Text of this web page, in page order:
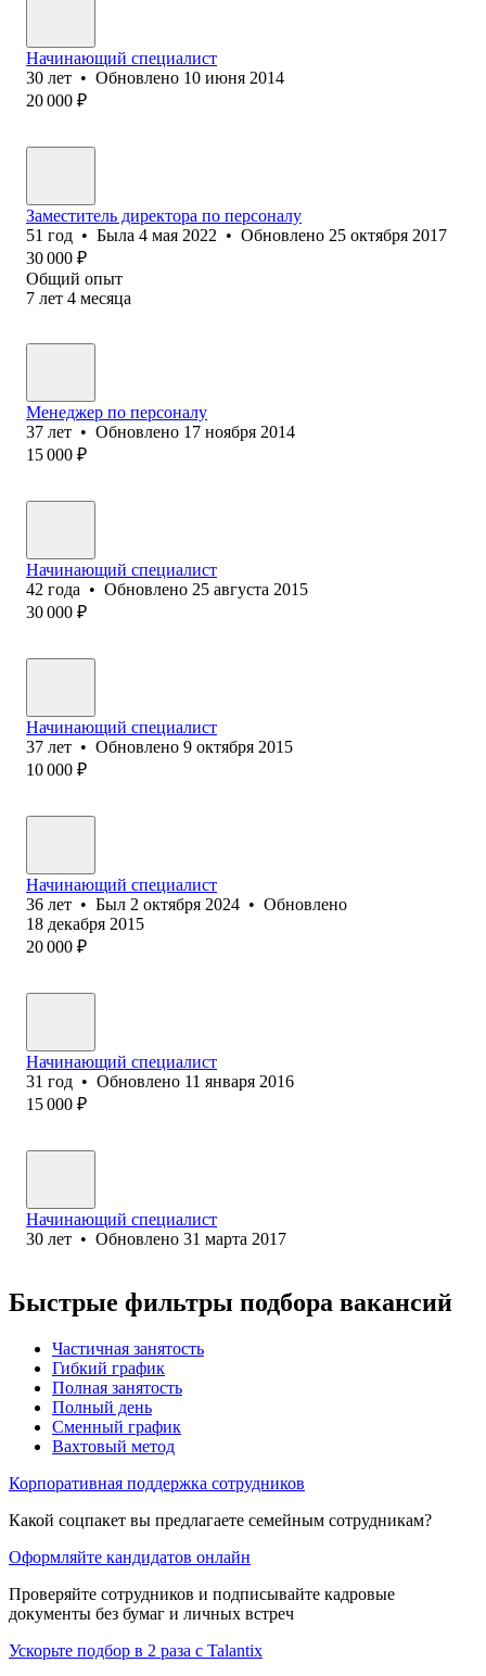
Начинающий специалист
30 лет • Обновлено 10 июня 2014
20 000 ₽
Заместитель директора по персоналу
51 год • Была 4 мая 2022 • Обновлено 25 октября 2017
30 000 ₽
Общий опыт
7 лет 4 месяца
Менеджер по персоналу
37 лет • Обновлено 17 ноября 2014
15 000 ₽
Начинающий специалист
42 года • Обновлено 25 августа 2015
30 000 ₽
Начинающий специалист
37 лет • Обновлено 9 октября 2015
10 000 ₽
Начинающий специалист
36 лет • Был 2 октября 2024 • Обновлено
18 декабря 2015
20 000 ₽
Начинающий специалист
31 год • Обновлено 11 января 2016
15 000 ₽
Начинающий специалист
30 лет • Обновлено 31 марта 2017
Быстрые фильтры подбора вакансий
Частичная занятость
Гибкий график
Полная занятость
Полный день
Сменный график
Вахтовый метод
Корпоративная поддержка сотрудников
Какой соцпакет вы предлагаете семейным сотрудникам?
Оформляйте кандидатов онлайн
Проверяйте сотрудников и подписывайте кадровые
документы без бумаг и личных встреч
Ускорьте подбор в 2 раза с Talantix